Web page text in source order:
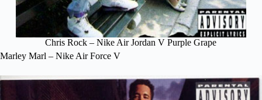
Chris Rock – Nike Air Jordan V Purple Grape
Marley Marl – Nike Air Force V